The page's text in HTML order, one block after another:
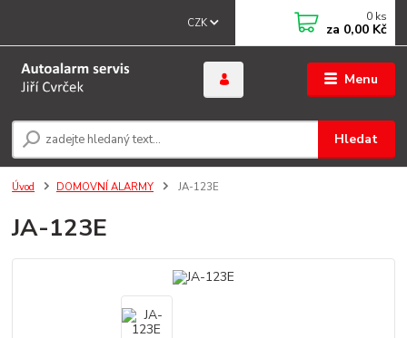
Menu
CZK
Hledat
0 ks
za 0,00 Kč
Úvod DOMOVNÍ ALARMY JA-123E
JA-123E